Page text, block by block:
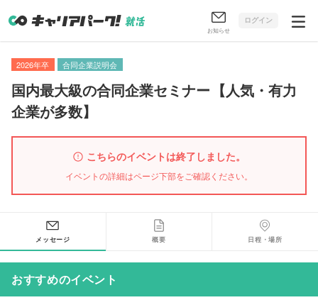
お知らせ
ログイン
2026年卒 合同企業説明会
国内最大級の合同企業セミナー 【人気・有力
企業が多数】
こちらのイベントは終了しました。
イベントの詳細はページ下部をご確認ください。
メッセージ 概要 日程・場所
おすすめのイベント